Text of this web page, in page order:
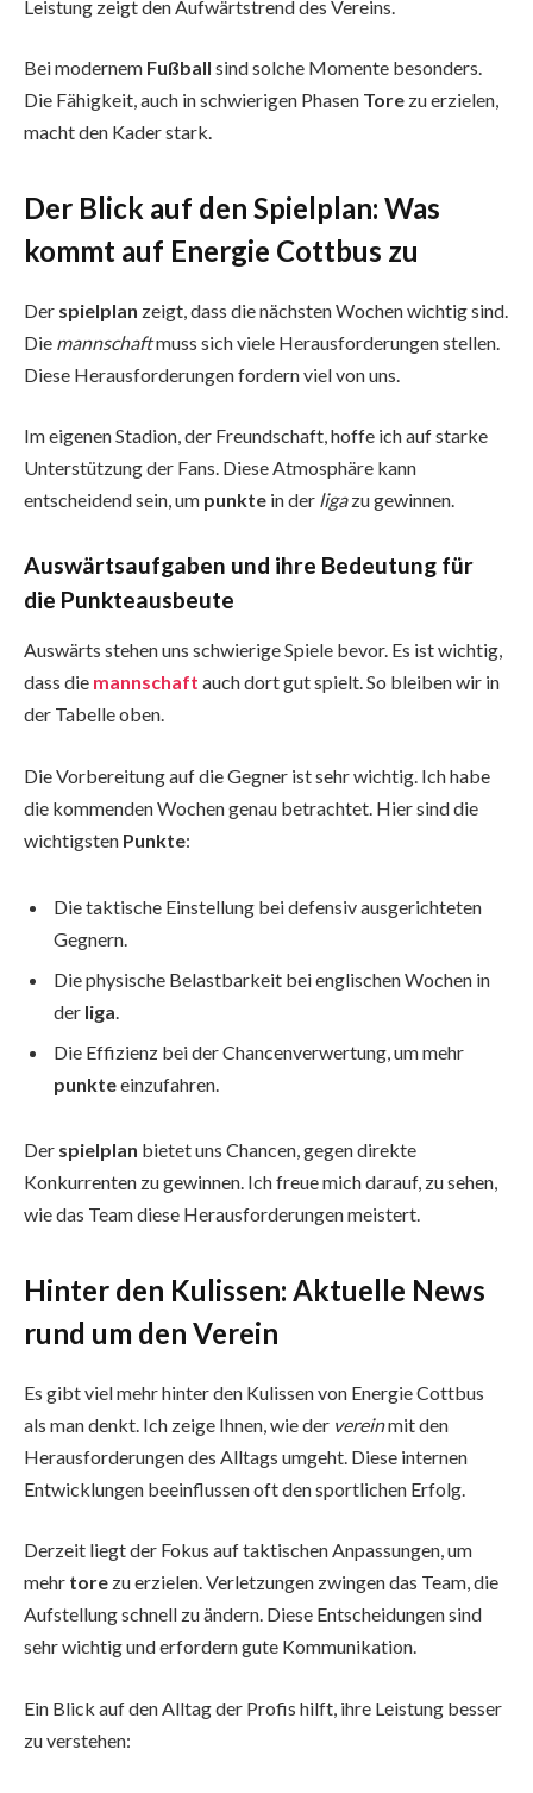
Leistung zeigt den Aufwärtstrend des Vereins.
Bei modernem Fußball sind solche Momente besonders.
Die Fähigkeit, auch in schwierigen Phasen Tore zu erzielen,
macht den Kader stark.
Der Blick auf den Spielplan: Was
kommt auf Energie Cottbus zu
Der spielplan zeigt, dass die nächsten Wochen wichtig sind.
Die mannschaftmuss sich viele Herausforderungen stellen.
Diese Herausforderungen fordern viel von uns.
Im eigenen Stadion, der Freundschaft, hoffe ich auf starke
Unterstützung der Fans. Diese Atmosphäre kann
entscheidend sein, um punkte in der ligazu gewinnen.
Auswärtsaufgaben und ihre Bedeutung für
die Punkteausbeute
Auswärts stehen uns schwierige Spiele bevor. Es ist wichtig,
dass die mannschaft auch dort gut spielt. So bleiben wir in
der Tabelle oben.
Die Vorbereitung auf die Gegner ist sehr wichtig. Ich habe
die kommenden Wochen genau betrachtet. Hier sind die
wichtigsten Punkte:
Die taktische Einstellung bei defensiv ausgerichteten
Gegnern.
Die physische Belastbarkeit bei englischen Wochen in
der liga
Die Effizienz bei der Chancenverwertung, um mehr
punkteeinzufahren.
Der spielplan bietet uns Chancen, gegen direkte
Konkurrenten zu gewinnen. Ich freue mich darauf, zu sehen,
wie das Team diese Herausforderungen meistert.
Hinter den Kulissen: Aktuelle News
rund um den Verein
Es gibt viel mehr hinter den Kulissen von Energie Cottbus
als man denkt. Ich zeige Ihnen, wie der vereinmit den
Herausforderungen des Alltags umgeht. Diese internen
Entwicklungen beeinflussen oft den sportlichen Erfolg.
Derzeit liegt der Fokus auf taktischen Anpassungen, um
mehr tore zu erzielen. Verletzungen zwingen das Team, die
Aufstellung schnell zu ändern. Diese Entscheidungen sind
sehr wichtig und erfordern gute Kommunikation.
Ein Blick auf den Alltag der Profis hilft, ihre Leistung besser
zu verstehen: